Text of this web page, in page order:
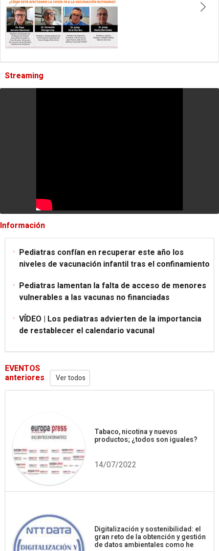
Streaming
Información
Pediatras confían en recuperar este año los
niveles de vacunación infantil tras el confinamiento
Pediatras lamentan la falta de acceso de menores
vulnerables a las vacunas no financiadas
VÍDEO | Los pediatras advierten de la importancia
de restablecer el calendario vacunal
EVENTOS
anteriores Ver todos
Tabaco, nicotina y nuevos
productos; ¿todos son iguales?
14/07/2022
Digitalización y sostenibilidad: el
gran reto de la obtención y gestión
de datos ambientales como he